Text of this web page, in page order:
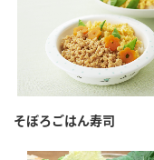
そぼろごはん寿司